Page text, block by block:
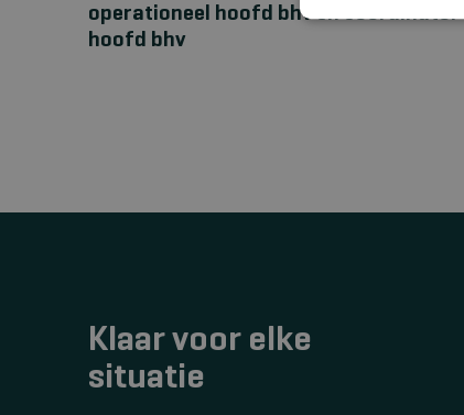
operationeel hoofd bhv en coördinator
hoofd bhv
Klaar voor elke
situatie